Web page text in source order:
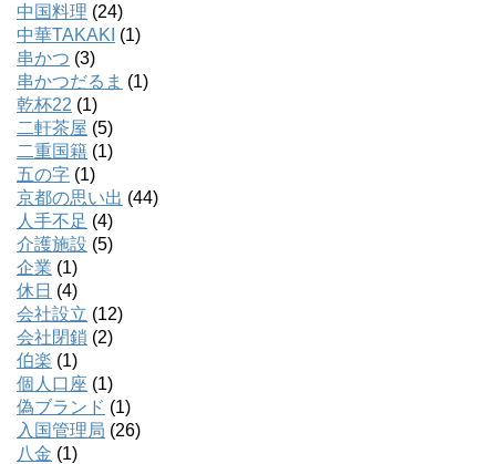
中国料理 (24)
中華TAKAKI (1)
串かつ (3)
串かつだるま (1)
乾杯22 (1)
二軒茶屋 (5)
二重国籍 (1)
五の字 (1)
京都の思い出 (44)
人手不足 (4)
介護施設 (5)
企業 (1)
休日 (4)
会社設立 (12)
会社閉鎖 (2)
伯楽 (1)
個人口座 (1)
偽ブランド (1)
入国管理局 (26)
八金 (1)